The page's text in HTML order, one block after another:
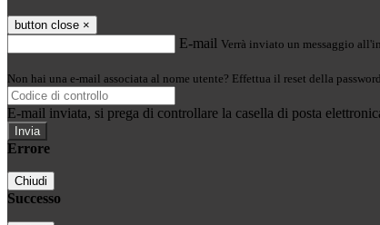
button close ×
E-mail Verrà inviato un messaggio
Non hai una e-mail associata al nome utente? Effettua il reset della
E-mail inviata, si prega di controllare la casella di posta
Errore
Chiudi
Successo